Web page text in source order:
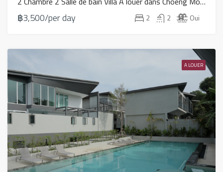
฿3,500/per day 2 2 Oui
A LOUER